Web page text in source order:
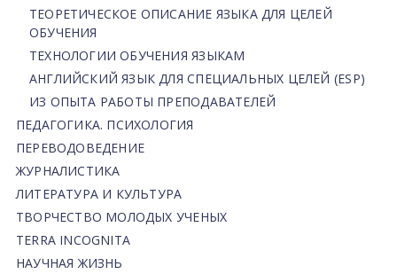
ТЕОРЕТИЧЕСКОЕ ОПИСАНИЕ ЯЗЫКА ДЛЯ ЦЕЛЕЙ
ОБУЧЕНИЯ
ТЕХНОЛОГИИ ОБУЧЕНИЯ ЯЗЫКАМ
АНГЛИЙСКИЙ ЯЗЫК ДЛЯ СПЕЦИАЛЬНЫХ ЦЕЛЕЙ (ESP)
ИЗ ОПЫТА РАБОТЫ ПРЕПОДАВАТЕЛЕЙ
ПЕДАГОГИКА. ПСИХОЛОГИЯ
ПЕРЕВОДОВЕДЕНИЕ
ЖУРНАЛИСТИКА
ЛИТЕРАТУРА И КУЛЬТУРА
ТВОРЧЕСТВО МОЛОДЫХ УЧЕНЫХ
TERRA INCOGNITA
НАУЧНАЯ ЖИЗНЬ